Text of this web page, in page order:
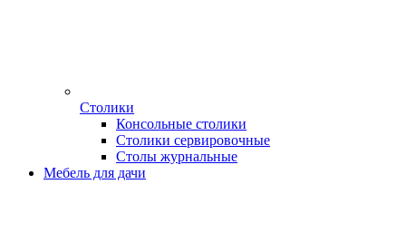
Столики
Консольные столики
Столики сервировочные
Столы журнальные
Мебель для дачи